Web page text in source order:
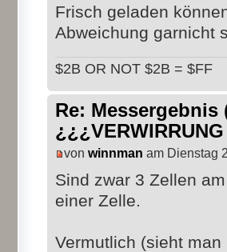
Frisch geladen
Abweichung garnicht
$2B OR NOT $2B = $FF
Re: Messergebnis
¿¿¿VERWIRRUNG
von winnman am Dienstag
Sind zwar 3 Zellen
einer Zelle.
Vermutlich (sieht